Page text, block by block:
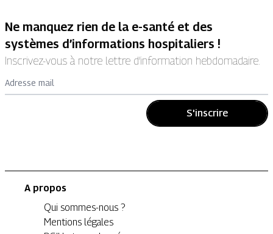
Ne manquez rien de la e-santé et des
systèmes d’informations hospitaliers !
Inscrivez-vous à notre lettre d’information hebdomadaire.
Adresse mail
S'inscrire
A propos
Qui sommes-nous ?
Mentions légales